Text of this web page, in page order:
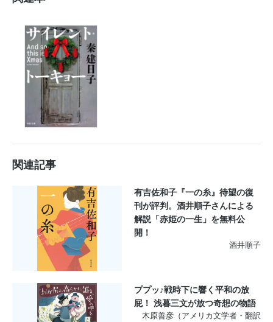
関連記事
有吉佐和子『一の糸』待望の復
刊が評判。酒井順子さんによる
解説「赤姫の一生」を無料公
開！
酒井順子
ププッ♪戦時下に響く平和の放
屁！ 浅暮三文が放つ奇想の物語
木原善彦（アメリカ文学者・翻訳